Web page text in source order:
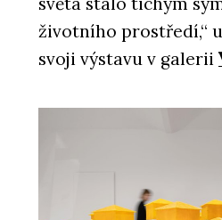
PRODUKTY
Okenní a dveřní
izolací MB-79N -
životního prostředí,“
svoji výstavu v galerii